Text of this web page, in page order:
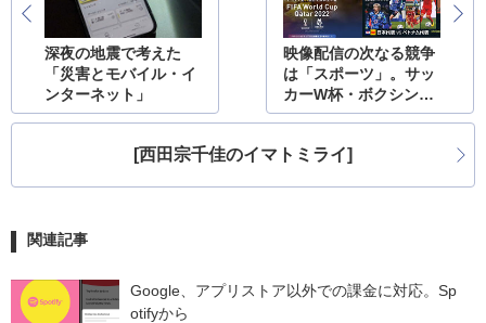
深夜の地震で考えた
「災害とモバイル・イ
ンターネット」
映像配信の次なる競争
は「スポーツ」。サッ
カーW杯・ボクシング
獲得の理由
[西田宗千佳のイマトミライ]
関連記事
Google、アプリストア以外での課金に対応。Sp
otifyから